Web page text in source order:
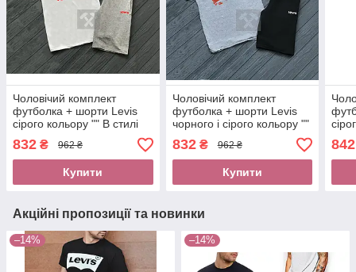
Чоловічий комплект
футболка + шорти Levis
сірого кольору "" В стилі
levi's ""
832 ₴ 962 ₴
Купити
Чоловічий комплект
футболка + шорти Levis
чорного і сірого кольору ""
В стилі levi's ""
832₴ 962 ₴
Купити
В
842
Акційні пропозиції та новинки
–14% –14%